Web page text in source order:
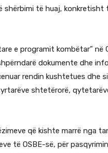
të huaj, konkretisht
e programit kombëtar” në
dokumente dhe
rendin kushtetues dhe
shtetërorë,
që kishte marrë nga
të OSBE-së, për